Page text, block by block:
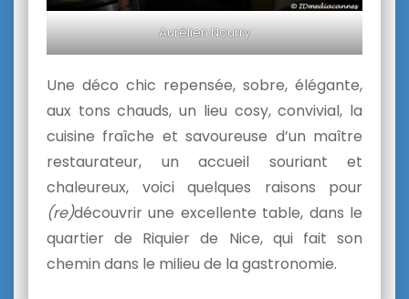
Aurélien Nourry
Une déco chic repensée, sobre, élégante,
aux tons chauds, un lieu cosy, convivial, la
cuisine fraîche et savoureuse d’un maître
restaurateur, un accueil souriant et
chaleureux, voici quelques raisons pour
(re)découvrir une excellente table, dans le
quartier de Riquier de Nice, qui fait son
chemin dans le milieu de la gastronomie.